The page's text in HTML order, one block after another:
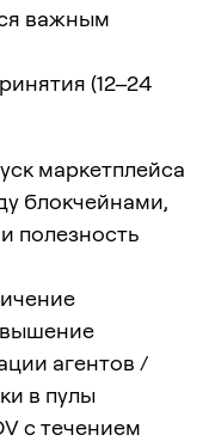
важным
(12–24
маркетплейса
блокчейнами,
полезность
агентов /
в пулы
с течением